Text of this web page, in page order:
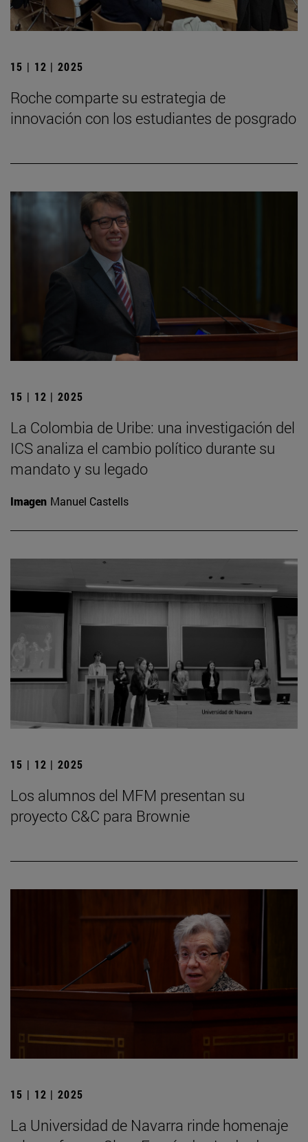
15 | 12 | 2025
Roche comparte su estrategia de
innovación con los estudiantes de posgrado
15 | 12 | 2025
La Colombia de Uribe: una investigación del
ICS analiza el cambio político durante su
mandato y su legado
Imagen Manuel Castells
15 | 12 | 2025
Los alumnos del MFM presentan su
proyecto C&C para Brownie
15 | 12 | 2025
La Universidad de Navarra rinde homenaje